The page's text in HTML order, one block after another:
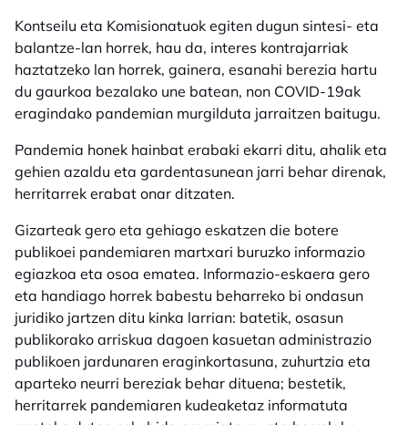
Kontseilu eta Komisionatuok egiten dugun sintesi- eta
balantze-lan horrek, hau da, interes kontrajarriak
haztatzeko lan horrek, gainera, esanahi berezia hartu
du gaurkoa bezalako une batean, non COVID-19ak
eragindako pandemian murgilduta jarraitzen baitugu.
Pandemia honek hainbat erabaki ekarri ditu, ahalik eta
gehien azaldu eta gardentasunean jarri behar direnak,
herritarrek erabat onar ditzaten.
Gizarteak gero eta gehiago eskatzen die botere
publikoei pandemiaren martxari buruzko informazio
egiazkoa eta osoa ematea. Informazio-eskaera gero
eta handiago horrek babestu beharreko bi ondasun
juridiko jartzen ditu kinka larrian: batetik, osasun
publikorako arriskua dagoen kasuetan administrazio
publikoen jardunaren eraginkortasuna, zuhurtzia eta
aparteko neurri bereziak behar dituena; bestetik,
herritarrek pandemiaren kudeaketaz informatuta